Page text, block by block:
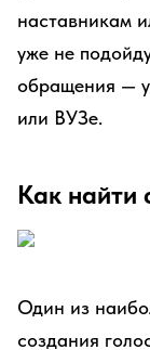
наставникам
уже не
обращения —
или ВУЗе.
Как найти
Один из
создания